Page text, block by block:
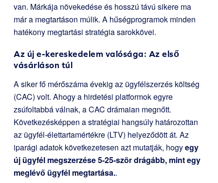
van. Márkája növekedése és hosszú távú sikere ma
már a megtartáson múlik. A hűségprogramok minden
hatékony megtartási stratégia sarokkövei.
Az új e-kereskedelem valósága: Az első
vásárláson túl
A siker fő mérőszáma évekig az ügyfélszerzés költség
(CAC) volt. Ahogy a hirdetési platformok egyre
zsúfoltabbá válnak, a CAC drámaian megnőtt.
Következésképpen a stratégiai hangsúly határozottan
az ügyfél-élettartamértékre (LTV) helyeződött át. Az
iparági adatok következetesen azt mutatják, hogyegy
új ügyfél megszerzése 5-25-ször drágább, mint egy
meglévő ügyfél megtartása..